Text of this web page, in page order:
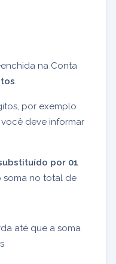
na Conta
.
por exemplo
você deve informar
por 01
soma no total de
até que a soma